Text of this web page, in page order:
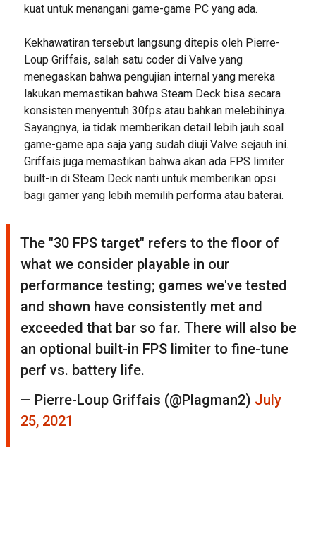
kuat untuk menangani game-game PC yang ada.
Kekhawatiran tersebut langsung ditepis oleh Pierre-
Loup Griffais, salah satu coder di Valve yang
menegaskan bahwa pengujian internal yang mereka
lakukan memastikan bahwa Steam Deck bisa secara
konsisten menyentuh 30fps atau bahkan melebihinya.
Sayangnya, ia tidak memberikan detail lebih jauh soal
game-game apa saja yang sudah diuji Valve sejauh ini.
Griffais juga memastikan bahwa akan ada FPS limiter
built-in di Steam Deck nanti untuk memberikan opsi
bagi gamer yang lebih memilih performa atau baterai.
The "30 FPS target" refers to the floor of
what we consider playable in our
performance testing; games we've tested
and shown have consistently met and
exceeded that bar so far. There will also be
an optional built-in FPS limiter to fine-tune
perf vs. battery life.
— Pierre-Loup Griffais (@Plagman2) July
25, 2021